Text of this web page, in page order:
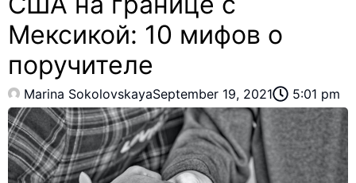
Мексикой: 10 мифов о
поручителе
Marina SokolovskayaSeptember 19, 2021 5:01 pm